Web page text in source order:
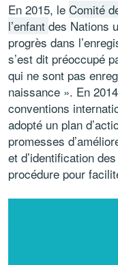
En 2015, le Comité
l’enfant des Nations
progrès dans
s’est dit préoccupé
qui ne sont pas
naissance ». En
conventions
adopté un plan
promesses
et d’identification
procédure pour